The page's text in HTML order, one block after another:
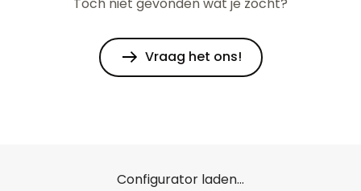
Vraag het ons!